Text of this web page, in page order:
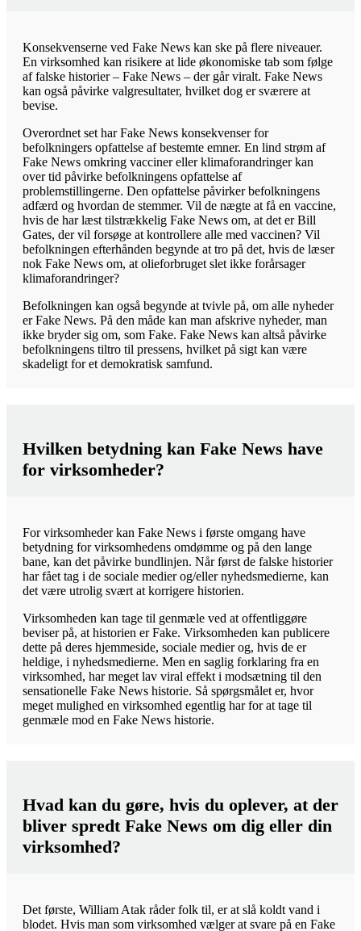
Konsekvenserne ved Fake News kan ske på flere niveauer.
En virksomhed kan risikere at lide økonomiske tab som følge
af falske historier – Fake News – der går viralt. Fake News
kan også påvirke valgresultater, hvilket dog er sværere at
bevise.
Overordnet set har Fake News konsekvenser for
befolkningers opfattelse af bestemte emner. En lind strøm af
Fake News omkring vacciner eller klimaforandringer kan
over tid påvirke befolkningens opfattelse af
problemstillingerne. Den opfattelse påvirker befolkningens
adfærd og hvordan de stemmer. Vil de nægte at få en vaccine,
hvis de har læst tilstrækkelig Fake News om, at det er Bill
Gates, der vil forsøge at kontrollere alle med vaccinen? Vil
befolkningen efterhånden begynde at tro på det, hvis de læser
nok Fake News om, at olieforbruget slet ikke forårsager
klimaforandringer?
Befolkningen kan også begynde at tvivle på, om alle nyheder
er Fake News. På den måde kan man afskrive nyheder, man
ikke bryder sig om, som Fake. Fake News kan altså påvirke
befolkningens tiltro til pressens, hvilket på sigt kan være
skadeligt for et demokratisk samfund.
Hvilken betydning kan Fake News have
for virksomheder?
For virksomheder kan Fake News i første omgang have
betydning for virksomhedens omdømme og på den lange
bane, kan det påvirke bundlinjen. Når først de falske historier
har fået tag i de sociale medier og/eller nyhedsmedierne, kan
det være utrolig svært at korrigere historien.
Virksomheden kan tage til genmæle ved at offentliggøre
beviser på, at historien er Fake. Virksomheden kan publicere
dette på deres hjemmeside, sociale medier og, hvis de er
heldige, i nyhedsmedierne. Men en saglig forklaring fra en
virksomhed, har meget lav viral effekt i modsætning til den
sensationelle Fake News historie. Så spørgsmålet er, hvor
meget mulighed en virksomhed egentlig har for at tage til
genmæle mod en Fake News historie.
Hvad kan du gøre, hvis du oplever, at der
bliver spredt Fake News om dig eller din
virksomhed?
Det første, William Atak råder folk til, er at slå koldt vand i
blodet. Hvis man som virksomhed vælger at svare på en Fake